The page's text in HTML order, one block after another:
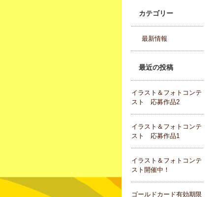
カテゴリー
最新情報
最近の投稿
イラスト＆フォトコンテ
スト 応募作品2
イラスト＆フォトコンテ
スト 応募作品1
イラスト＆フォトコンテ
スト開催中！
ゴールドカード有効期限